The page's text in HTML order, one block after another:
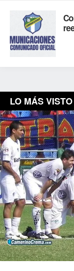
LO MÁS VISTO